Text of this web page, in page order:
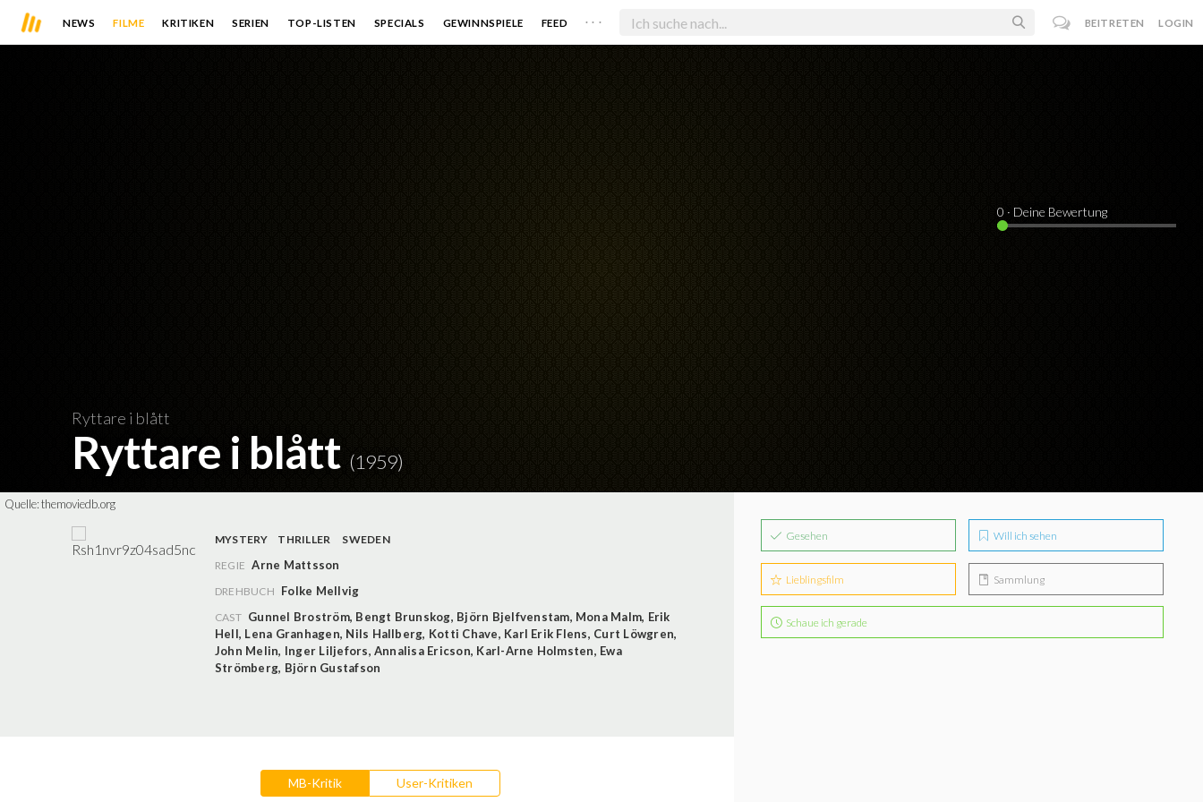
NEWS FILME KRITIKEN SERIEN TOP-LISTEN SPECIALS GEWINNSPIELE FEED . . . BEITRETEN LOGIN
Ryttare i blått
Ryttare i blått (1959)
0 · Deine Bewertung
Quelle:themoviedb.org
MYSTERY THRILLER
SWEDEN
REGIE Arne Mattsson
DREHBUCH Folke Mellvig
CAST Gunnel Broström, Bengt Brunskog, Björn Bjelfvenstam, Mona Malm, Erik
Hell, Lena Granhagen, Nils Hallberg, Kotti Chave, Karl Erik Flens, Curt Löwgren,
John Melin, Inger Liljefors, Annalisa Ericson, Karl-Arne Holmsten, Ewa
Strömberg, Björn Gustafson
MB-Kritik User-Kritiken
Gesehen Will ich sehen
Lieblingsfilm Sammlung
Schaue ich gerade